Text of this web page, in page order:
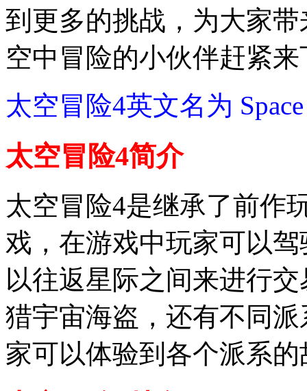
到更多的挑战，为大家
空中冒险的小伙伴赶紧
太空冒险4英文名为
太空冒险4简介
太空冒险4是继承了前作
戏，在游戏中玩家可以
以往返星际之间来进行
猎宇宙海盗，还有不同
家可以体验到各个派系